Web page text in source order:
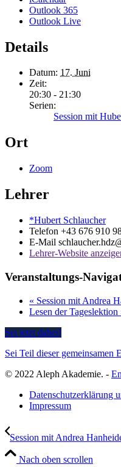
Outlook 365
Outlook Live
Details
Datum: 17. Juni
Zeit:
20:30 - 21:30
Serien:
Session mit
Ort
Zoom
Lehrer
*Hubert Schlaucher
Telefon +43 676 910
E-Mail
Lehrer-Website
Veranstaltungs-
« Session mit Andrea
Lesen der Tageslektion
Sei jetzt dabei!
Sei Teil dieser gemeinsamen
© 2022 Aleph Akademie. -
Datenschutzerklärung
Impressum
Session mit Andrea
Nach oben scrollen